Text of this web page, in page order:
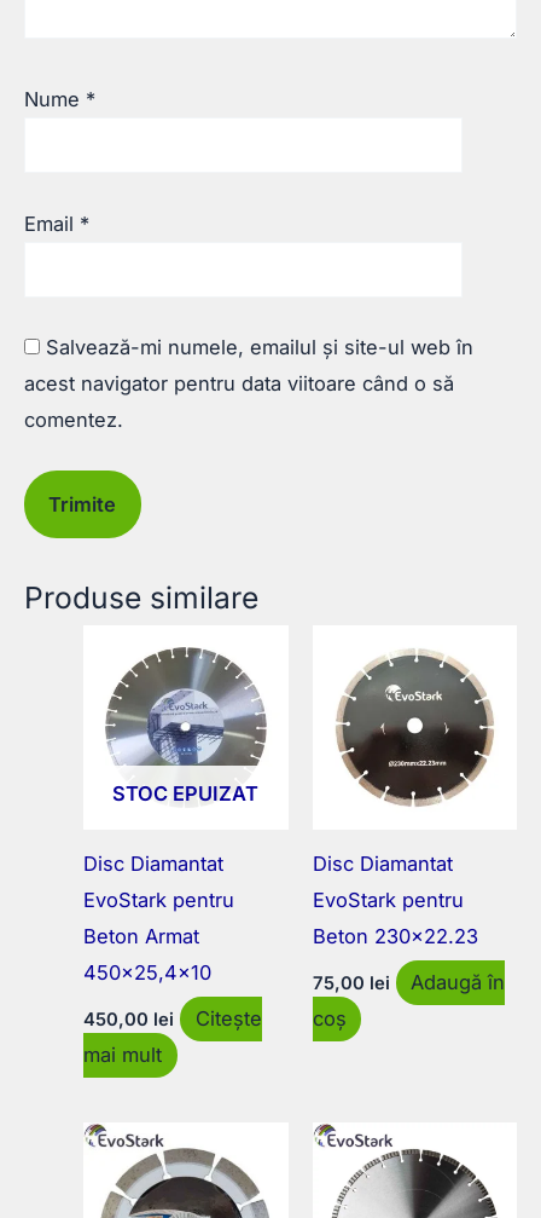
Nume *
Email *
Salvează-mi numele, emailul și site-ul web în
acest navigator pentru data viitoare când o să
comentez.
Produse similare
STOC EPUIZAT
Disc Diamantat
EvoStark pentru
Beton Armat
450×25,4×10
450,00 lei
Citește
mai mult
Disc Diamantat
EvoStark pentru
Beton 230×22.23
75,00 lei
Adaugă în
coș